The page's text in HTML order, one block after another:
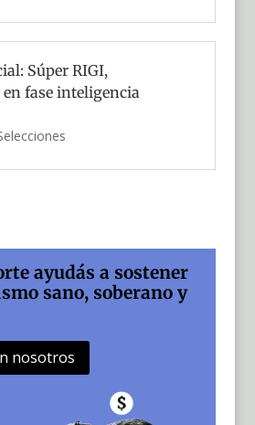
Súper RIGI,
fase inteligencia
ayudás a sostener
sano, soberano y
nosotros